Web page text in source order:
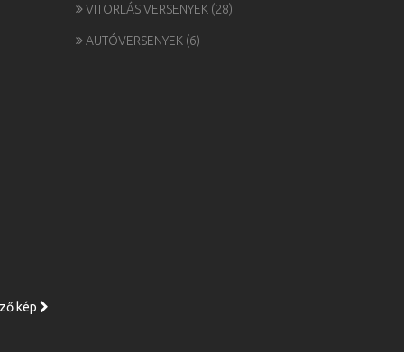
kép
VITORLÁS VERSENYEK (28)
AUTÓVERSENYEK (6)